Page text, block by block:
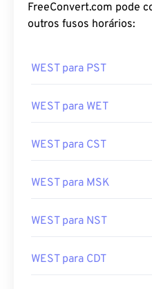
FreeConvert.com pode
outros fusos horários:
WEST para PST
WEST para WET
WEST para CST
WEST para MSK
WEST para NST
WEST para CDT